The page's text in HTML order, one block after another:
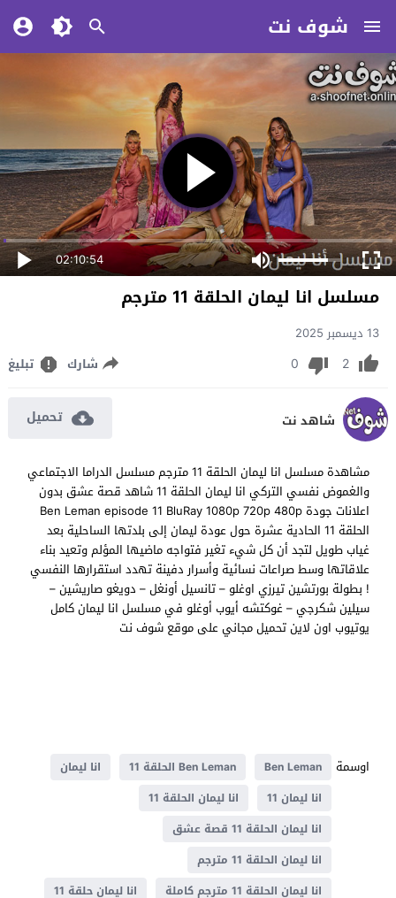
شوف نت
02:10:54
مسلسل انا ليمان الحلقة 11 مترجم
13 ديسمبر 2025
2
0 شارك تبليغ
شاهد نت تحميل
مشاهدة مسلسل انا ليمان الحلقة 11 مترجم مسلسل الدراما الاجتماعي
والغموض نفسي التركي انا ليمان الحلقة 11 شاهد قصة عشق بدون
اعلانات جودة Ben Leman episode 11 BluRay 1080p 720p 480p
الحلقة 11 الحادية عشرة حول عودة ليمان إلى بلدتها الساحلية بعد
غياب طويل لتجد أن كل شيء تغير فتواجه ماضيها المؤلم وتعيد بناء
علاقاتها وسط صراعات نسائية وأسرار دفينة تهدد استقرارها النفسي
! بطولة بورتشين تيرزي اوغلو – تانسيل أونغل – دويغو صاريشين –
سيلين شكرجي – غوكتشه أيوب أوغلو في مسلسل انا ليمان كامل
يوتيوب اون لاين تحميل مجاني على موقع شوف نت
اوسمة Ben Leman Ben Leman الحلقة 11
انا ليمان
انا ليمان 11
انا ليمان الحلقة 11
انا ليمان الحلقة 11 قصة عشق
انا ليمان الحلقة 11 مترجم
انا ليمان الحلقة 11 مترجم كاملة
انا ليمان حلقة 11